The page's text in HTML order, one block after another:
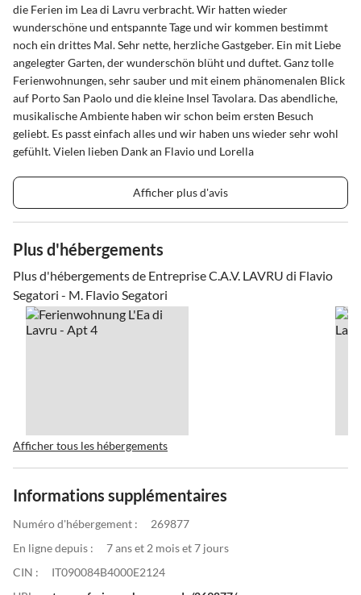
die Ferien im Lea di Lavru verbracht. Wir hatten wieder
wunderschöne und entspannte Tage und wir kommen bestimmt
noch ein drittes Mal. Sehr nette, herzliche Gastgeber. Ein mit Liebe
angelegter Garten, der wunderschön blüht und duftet. Ganz tolle
Ferienwohnungen, sehr sauber und mit einem phänomenalen Blick
auf Porto San Paolo und die kleine Insel Tavolara. Das abendliche,
musikalische Ambiente haben wir schon beim ersten Besuch
geliebt. Es passt einfach alles und wir haben uns wieder sehr wohl
gefühlt. Vielen lieben Dank an Flavio und Lorella
Afficher plus d'avis
Plus d'hébergements
Plus d'hébergements de Entreprise C.A.V. LAVRU di Flavio
Segatori - M. Flavio Segatori
Afficher tous les hébergements
Informations supplémentaires
Numéro d'hébergement :
269877
En ligne depuis :
7 ans et 2 mois et 7 jours
CIN :
IT090084B4000E2124